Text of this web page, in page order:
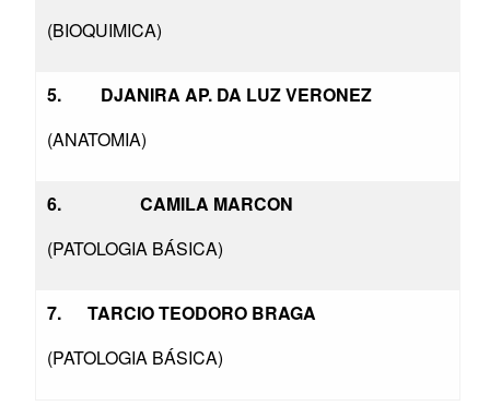
(BIOQUIMICA)
5. DJANIRA AP. DA LUZ VERONEZ
(ANATOMIA)
6.CAMILA MARCON
(PATOLOGIA BÁSICA)
7.TARCIO TEODORO BRAGA
(PATOLOGIA BÁSICA)